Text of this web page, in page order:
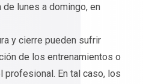
lunes a domingo, en
y cierre pueden sufrir
de los entrenamientos o
profesional. En tal caso, los